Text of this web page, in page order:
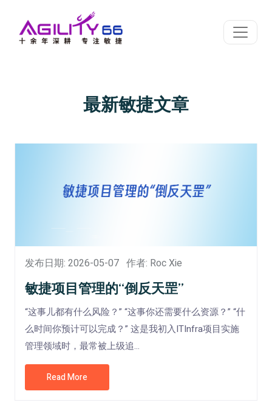
最新敏捷文章
发布日期: 2026-05-07 作者: Roc Xie
敏捷项目管理的“倒反天罡”
“这事儿都有什么风险？” “这事你还需要什么资源？” “什
么时间你预计可以完成？” 这是我初入ITInfra项目实施
管理领域时，最常被上级追...
Read More